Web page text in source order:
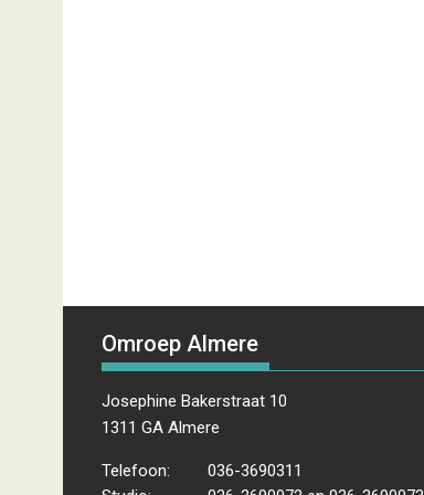
Omroep Almere
Josephine Bakerstraat 10
1311 GA Almere
Telefoon:
036-3690311